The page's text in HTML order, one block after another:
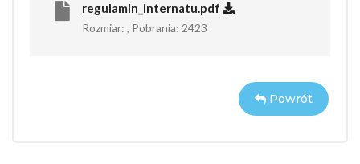
regulamin_internatu.pdf
Rozmiar: , Pobrania: 2423
Powrót